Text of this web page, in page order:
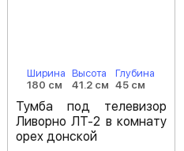
Ширина
180 см
Высота
41.2 см
Глубина
45 см
Тумба под телевизор
Ливорно ЛТ-2 в комнату
орех донской